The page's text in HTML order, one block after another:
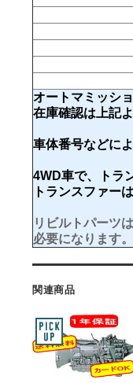
オートマミッシ
在庫確認は上記
車体番号などに
4WD車で、トラ
トランスファー
リビルトパーツ
必要になります。
関連商品